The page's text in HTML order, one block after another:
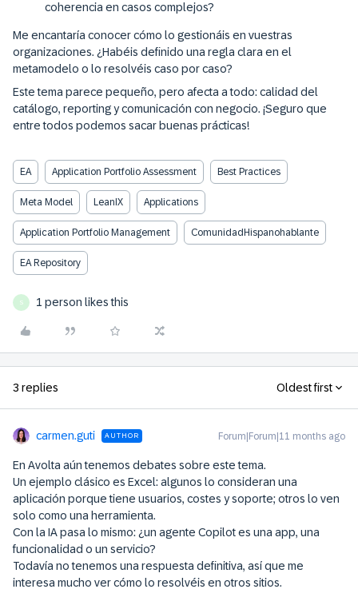
coherencia en casos complejos?
Me encantaría conocer cómo lo gestionáis en vuestras
organizaciones. ¿Habéis definido una regla clara en el
metamodelo o lo resolvéis caso por caso?
Este tema parece pequeño, pero afecta a todo: calidad del
catálogo, reporting y comunicación con negocio. ¡Seguro que
entre todos podemos sacar buenas prácticas!
EA Application Portfolio Assessment Best Practices
Meta Model LeanIX Applications
Application Portfolio Management ComunidadHispanohablante
EA Repository
S 1 person likes this
3 replies Oldest first
carmen.guti AUTHOR Forum|Forum|11 months ago
En Avolta aún tenemos debates sobre este tema.
Un ejemplo clásico es Excel: algunos lo consideran una
aplicación porque tiene usuarios, costes y soporte; otros lo ven
solo como una herramienta.
Con la IA pasa lo mismo: ¿un agente Copilot es una app, una
funcionalidad o un servicio?
Todavía no tenemos una respuesta definitiva, así que me
interesa mucho ver cómo lo resolvéis en otros sitios.